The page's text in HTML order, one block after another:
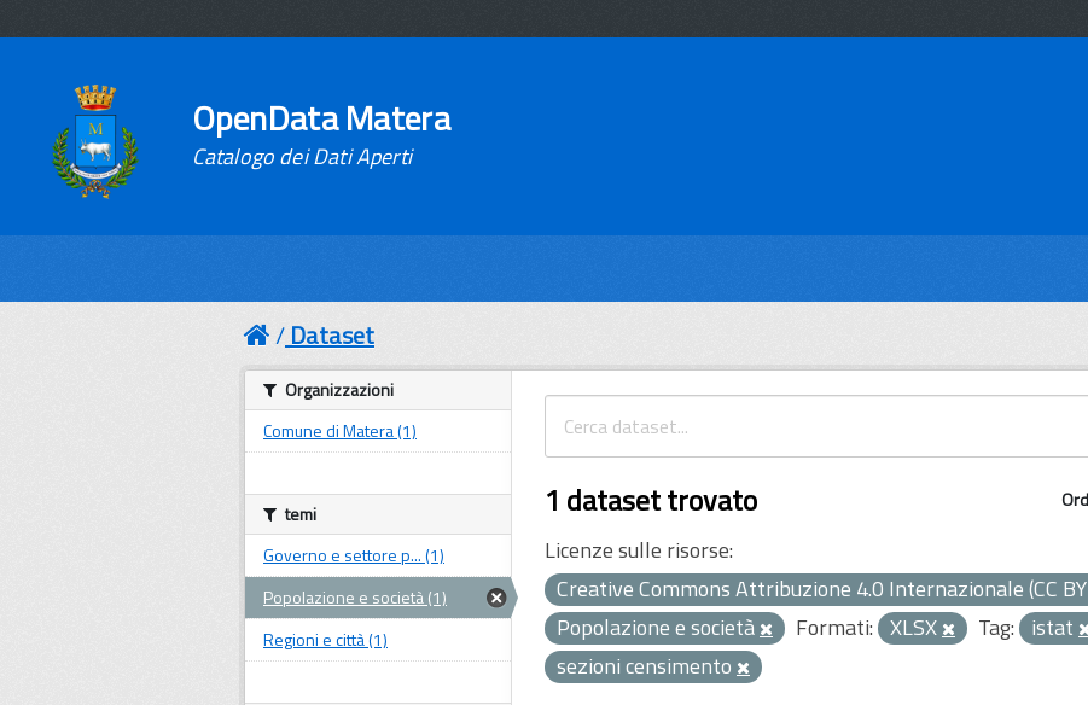
OpenData Matera
Catalogo dei Dati Aperti
Dataset
1 dataset trovato
Licenze sulle risorse:
Creative Commons Attribuzione 4.0 Internazionale (CC
Popolazione e società
Formati: XLSX Tag: istat
sezioni censimento
Organizzazioni
Comune di Matera (1)
temi
Governo e settore p... (1)
Popolazione e società (1)
Regioni e città (1)